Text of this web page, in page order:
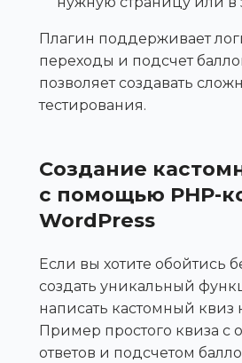
Плагин поддерживает
переходы и подсчет
позволяет создавать
тестирования.
Создание
с помощью PHP-
WordPress
Если вы хотите обойтись
создать уникальный
написать кастомный квиз
Пример простого квиза с
ответов и подсчетом